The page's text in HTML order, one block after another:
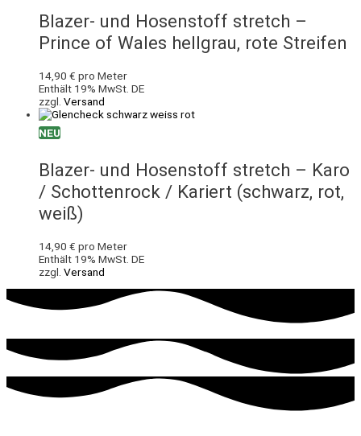
Blazer- und Hosenstoff stretch –
Prince of Wales hellgrau, rote Streifen
14,90 € pro Meter
Enthält 19% MwSt. DE
zzgl. Versand
NEU
Blazer- und Hosenstoff stretch – Karo
/ Schottenrock / Kariert (schwarz, rot,
weiß)
14,90 € pro Meter
Enthält 19% MwSt. DE
zzgl. Versand